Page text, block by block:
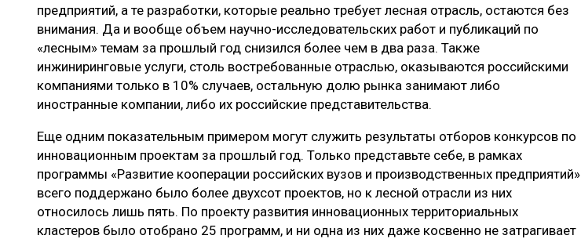
предприятий, а те разработки, которые реально требует лесная отрасль, остаются без
внимания. Да и вообще объем научно-исследовательских работ и публикаций по
«лесным» темам за прошлый год снизился более чем в два раза. Также
инжиниринговые услуги, столь востребованные отраслью, оказываются российскими
компаниями только в 10% случаев, остальную долю рынка занимают либо
иностранные компании, либо их российские представительства.
Еще одним показательным примером могут служить результаты отборов конкурсов по
инновационным проектам за прошлый год. Только представьте себе, в рамках
программы «Развитие кооперации российских вузов и производственных предприятий»
всего поддержано было более двухсот проектов, но к лесной отрасли из них
относилось лишь пять. По проекту развития инновационных территориальных
кластеров было отобрано 25 программ, и ни одна из них даже косвенно не затрагивает